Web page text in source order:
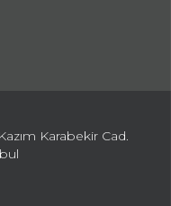
Karabekir Cad.